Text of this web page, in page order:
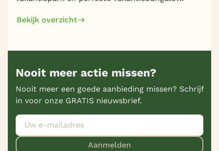
Bekijk overzicht
Nooit meer actie missen?
Nooit meer een goede aanbieding missen? Schrijf
in voor onze GRATIS nieuwsbrief.
Aanmelden